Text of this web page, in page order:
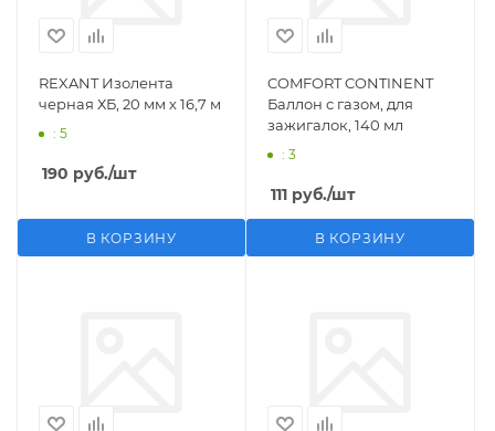
REXANT Изолента
черная ХБ, 20 мм х 16,7 м
: 5
190 руб./шт
В КОРЗИНУ
COMFORT CONTINENT
Баллон с газом, для
зажигалок, 140 мл
: 3
111 руб./шт
В КОРЗИНУ